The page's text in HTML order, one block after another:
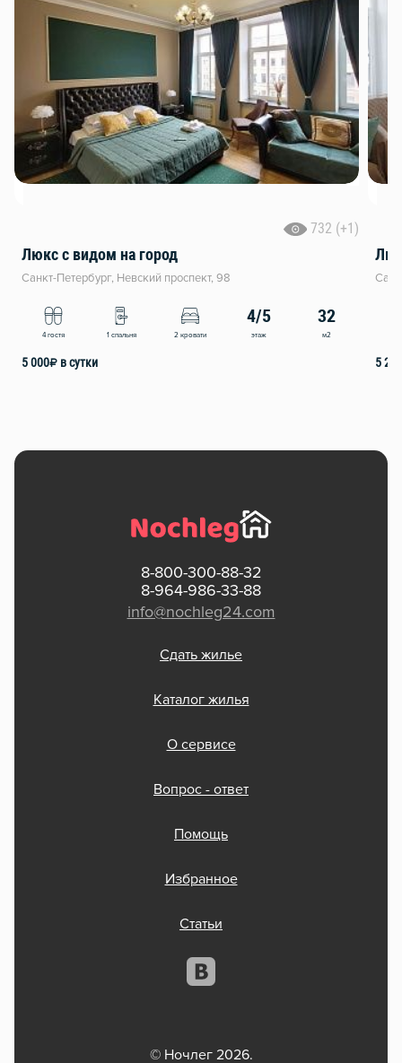
732 (+1)
Люкс с видом на город
Санкт-Петербург, Невский проспект, 98
4 гостя 1 спальня 2 кровати
4/5
этаж
32
м2
5 000₽ в сутки 5 200
8-800-300-88-32
8-964-986-33-88
info@nochleg24.com
Сдать жилье
Каталог жилья
О сервисе
Вопрос - ответ
Помощь
Избранное
Статьи
© Ночлег 2026.